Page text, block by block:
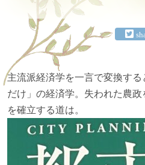
主流派経済学を一言で変換す
だけ」の経済学。失われた農
を確立する道は。